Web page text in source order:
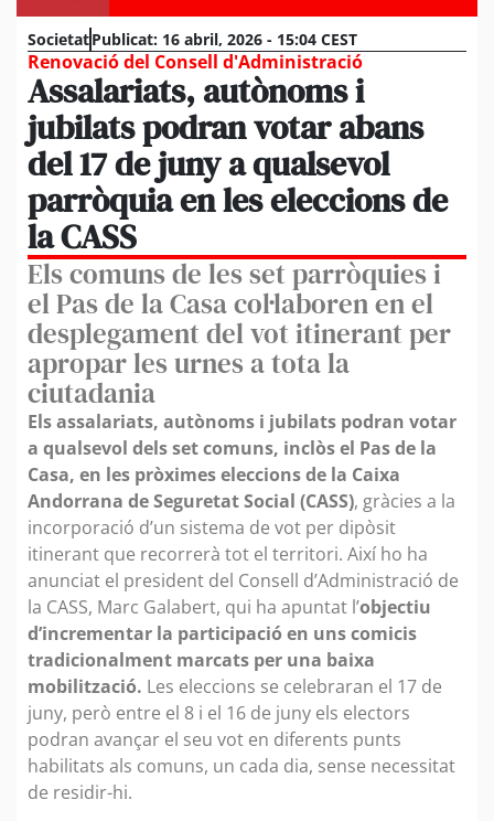
SocietatPublicat: 16 abril, 2026 - 15:04 CEST
Renovació del Consell d'Administració
Assalariats, autònoms i
jubilats podran votar abans
del 17 de juny a qualsevol
parròquia en les eleccions de
la CASS
Els comuns de les set parròquies i
el Pas de la Casa col·laboren en el
desplegament del vot itinerant per
apropar les urnes a tota la
ciutadania
Els assalariats, autònoms i jubilats podran votar
a qualsevol dels set comuns, inclòs el Pas de la
Casa, en les pròximes eleccions de la Caixa
Andorrana de Seguretat Social (CASS), gràcies a la
incorporació d’un sistema de vot per dipòsit
itinerant que recorrerà tot el territori. Així ho ha
anunciat el president del Consell d’Administració de
la CASS, Marc Galabert, qui ha apuntat l’objectiu
d’incrementar la participació en uns comicis
tradicionalment marcats per una baixa
mobilització. Les eleccions se celebraran el 17 de
juny, però entre el 8 i el 16 de juny els electors
podran avançar el seu vot en diferents punts
habilitats als comuns, un cada dia, sense necessitat
de residir-hi.